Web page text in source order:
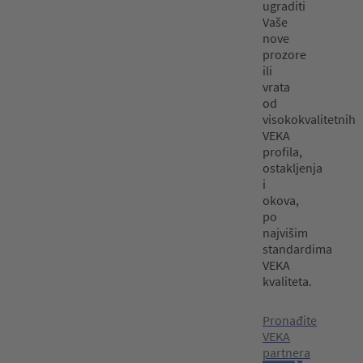
ugraditi
Vaše
nove
prozore
ili
vrata
od
visokokvalitetnih
VEKA
profila,
ostakljenja
i
okova,
po
najvišim
standardima
VEKA
kvaliteta.
Pronađite
VEKA
partnera